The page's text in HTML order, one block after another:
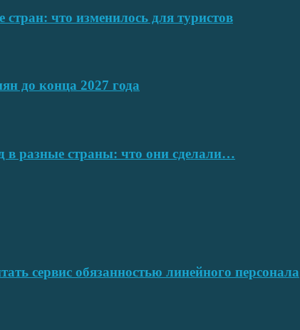
стран: что изменилось для туристов
до конца 2027 года
в разные страны: что они сделали…
сервис обязанностью линейного персонала